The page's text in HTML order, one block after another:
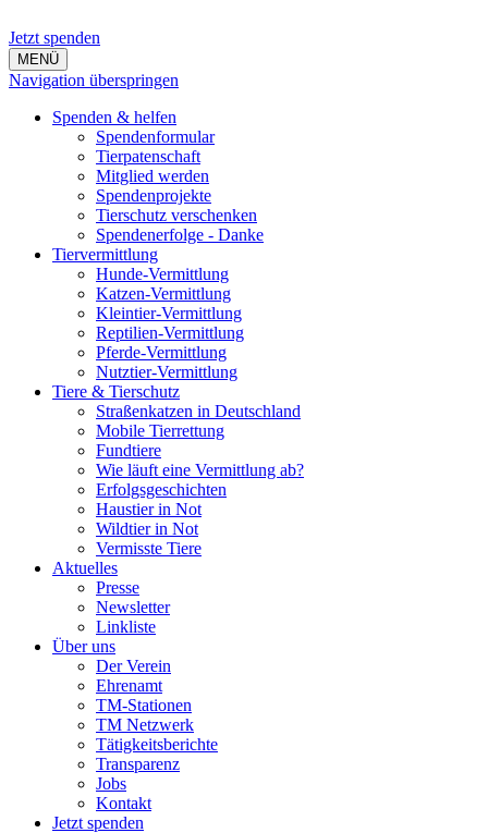
Jetzt spenden
MENÜ
Navigation überspringen
Spenden & helfen
Spendenformular
Tierpatenschaft
Mitglied werden
Spendenprojekte
Tierschutz verschenken
Spendenerfolge - Danke
Tiervermittlung
Hunde-Vermittlung
Katzen-Vermittlung
Kleintier-Vermittlung
Reptilien-Vermittlung
Pferde-Vermittlung
Nutztier-Vermittlung
Tiere & Tierschutz
Straßenkatzen in Deutschland
Mobile Tierrettung
Fundtiere
Wie läuft eine Vermittlung ab?
Erfolgsgeschichten
Haustier in Not
Wildtier in Not
Vermisste Tiere
Aktuelles
Presse
Newsletter
Linkliste
Über uns
Der Verein
Ehrenamt
TM-Stationen
TM Netzwerk
Tätigkeitsberichte
Transparenz
Jobs
Kontakt
Jetzt spenden